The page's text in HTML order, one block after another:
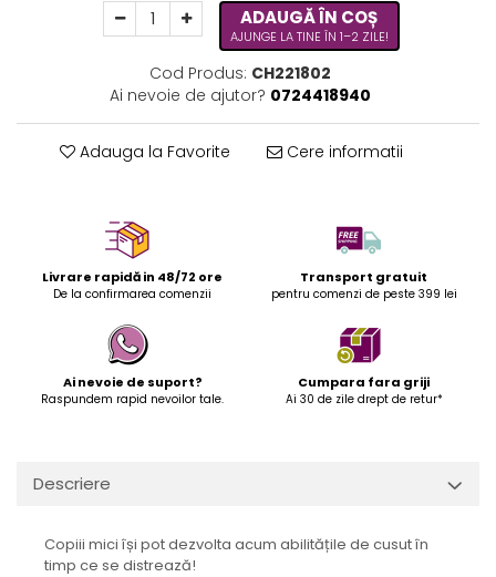
ADAUGĂ ÎN COȘ
AJUNGE LA TINE ÎN 1–2 ZILE!
Cod Produs: CH221802
Ai nevoie de ajutor? 0724418940
Adauga la Favorite Cere informatii
Livrare rapidă in 48/72 ore
De la confirmarea comenzii
Transport gratuit
pentru comenzi de peste 399 lei
Ai nevoie de suport?
Raspundem rapid nevoilor tale.
Cumpara fara griji
Ai 30 de zile drept de retur*
Descriere
Copiii mici își pot dezvolta acum abilitățile de cusut în
timp ce se distrează!